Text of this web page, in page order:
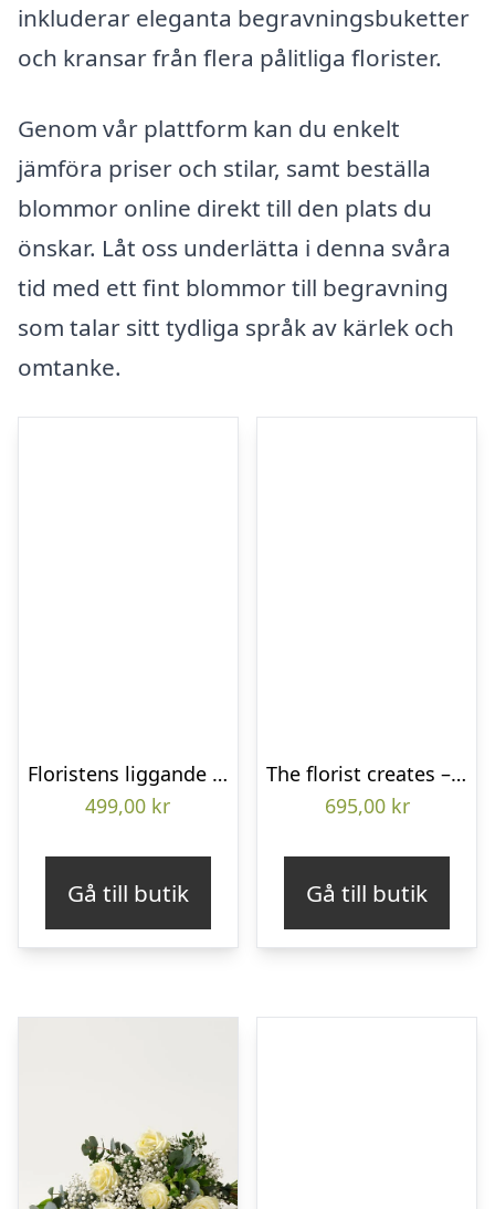
inkluderar eleganta begravningsbuketter
och kransar från flera pålitliga florister.
Genom vår plattform kan du enkelt
jämföra priser och stilar, samt beställa
blommor online direkt till den plats du
önskar. Låt oss underlätta i denna svåra
tid med ett fint blommor till begravning
som talar sitt tydliga språk av kärlek och
omtanke.
Floristens liggande bukett
499,00 kr
Gå till butik
The florist creates – Funeral bouquet
695,00 kr
Gå till butik